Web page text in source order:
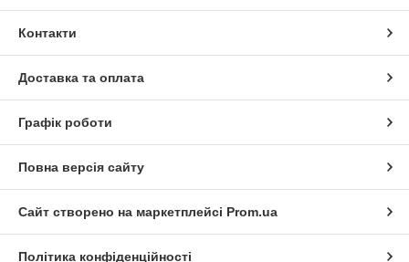
Контакти
Доставка та оплата
Графік роботи
Повна версія сайту
Сайт створено на маркетплейсі Prom.ua
Політика конфіденційності